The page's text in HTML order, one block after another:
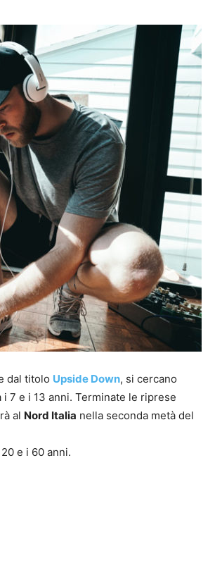
dal titolo Upside Down, si cercano
7 e i 13 anni. Terminate le riprese
al Nord Italia nella seconda metà del
e i 60 anni.